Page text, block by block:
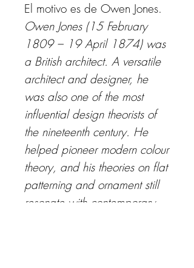
El motivo es de Owen Jones.
Owen Jones (15 February
1809 – 19 April 1874) was
a British architect. A versatile
architect and designer, he
was also one of the most
influential design theorists of
the nineteenth century. He
helped pioneer modern colour
theory, and his theories on flat
patterning and ornament still
resonate with contemporary